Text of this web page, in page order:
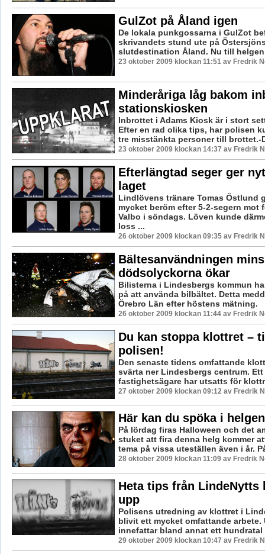
GulZot på Åland igen
De lokala punkgossarna i GulZot
skrivandets stund ute på
slutdestination Åland. Nu till helgen
23 oktober 2009 klockan 11:51 av Fredrik
Minderåriga låg bakom
stationskiosken
Inbrottet i Adams Kiosk är i stort
Efter en rad olika tips, har polisen
tre misstänkta personer till brottet.-
23 oktober 2009 klockan 14:37 av Fredrik
Efterlängtad seger ger
laget
Lindlövens tränare Tomas Östlund
mycket beröm efter 5-2-segern mot
Valbo i söndags. Löven kunde
loss ...
26 oktober 2009 klockan 09:35 av Fredrik
Bältesanvändningen
dödsolyckorna ökar
Bilisterna i Lindesbergs kommun
på att använda bilbältet. Detta
Örebro Län efter höstens mätning.
26 oktober 2009 klockan 11:44 av Fredrik
Du kan stoppa klottret –
polisen!
Den senaste tidens omfattande
svärta ner Lindesbergs centrum.
fastighetsägare har utsatts för
27 oktober 2009 klockan 09:12 av Fredrik
Här kan du spöka i helgen
På lördag firas Halloween och det
stuket att fira denna helg kommer
tema på vissa uteställen även i år.
28 oktober 2009 klockan 11:09 av Fredrik
Heta tips från LindeNytts
upp
Polisens utredning av klottret i
blivit ett mycket omfattande arbete.
innefattar bland annat ett
29 oktober 2009 klockan 10:47 av Fredrik